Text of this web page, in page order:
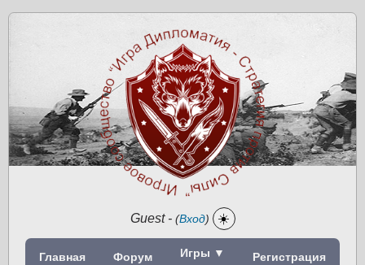
Guest- (Вход) ☀️
Главная Форум Игры ▼ Регистрация